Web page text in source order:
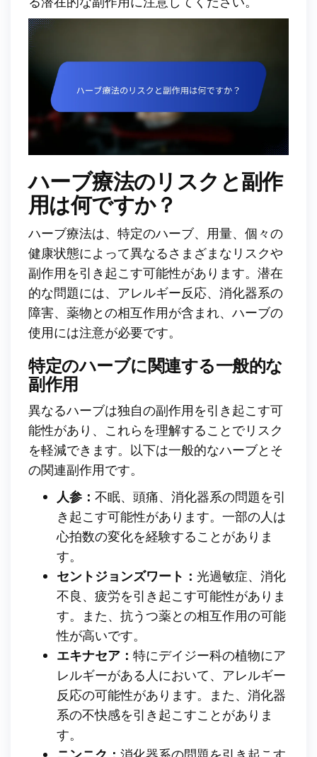
ハーブ療法のリスクと副作
用は何ですか？
ハーブ療法は、特定のハーブ、用量、個々の
健康状態によって異なるさまざまなリスクや
副作用を引き起こす可能性があります。潜在
的な問題には、アレルギー反応、消化器系の
障害、薬物との相互作用が含まれ、ハーブの
使用には注意が必要です。
特定のハーブに関連する一般的な
副作用
異なるハーブは独自の副作用を引き起こす可
能性があり、これらを理解することでリスク
を軽減できます。以下は一般的なハーブとそ
の関連副作用です。
人参： 不眠、頭痛、消化器系の問題を引
き起こす可能性があります。一部の人は
心拍数の変化を経験することがありま
す。
セントジョンズワート： 光過敏症、消化
不良、疲労を引き起こす可能性がありま
す。また、抗うつ薬との相互作用の可能
性が高いです。
エキナセア： 特にデイジー科の植物にア
レルギーがある人において、アレルギー
反応の可能性があります。また、消化器
系の不快感を引き起こすことがありま
す。